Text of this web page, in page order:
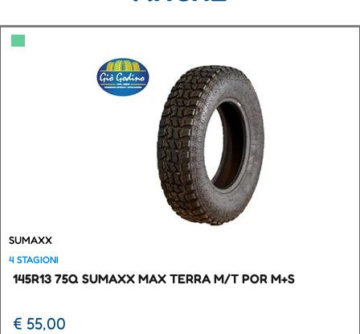
▀
SUMAXX
4 STAGIONI
145R13 75Q SUMAXX MAX TERRA M/T POR M+S
€ 55,00